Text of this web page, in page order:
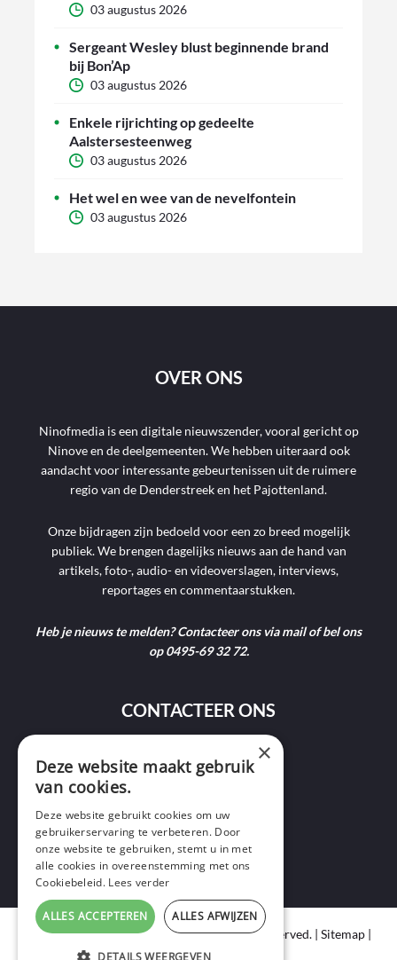
03 augustus 2026
Sergeant Wesley blust beginnende brand
bij Bon’Ap
03 augustus 2026
Enkele rijrichting op gedeelte
Aalstersesteenweg
03 augustus 2026
Het wel en wee van de nevelfontein
03 augustus 2026
OVER ONS
Ninofmedia is een digitale nieuwszender, vooral gericht op
Ninove en de deelgemeenten. We hebben uiteraard ook
aandacht voor interessante gebeurtenissen uit de ruimere
regio van de Denderstreek en het Pajottenland.
Onze bijdragen zijn bedoeld voor een zo breed mogelijk
publiek. We brengen dagelijks nieuws aan de hand van
artikels, foto-, audio- en videoverslagen, interviews,
reportages en commentaarstukken.
Heb je nieuws te melden? Contacteer ons via mail of bel ons
op 0495-69 32 72.
CONTACTEER ONS
9400 Ninove
+32 495 69 32 72
Copyright © 2020 Ninof Media. All Rights Reserved. | Sitemap|
Cookie Policy|Privacy Policy
×
Deze website maakt gebruik
van cookies.
Deze website gebruikt cookies om uw
gebruikerservaring te verbeteren. Door
onze website te gebruiken, stemt u in met
alle cookies in overeenstemming met ons
Cookiebeleid. Lees verder
ALLES ACCEPTEREN ALLES AFWIJZEN
DETAILS WEERGEVEN